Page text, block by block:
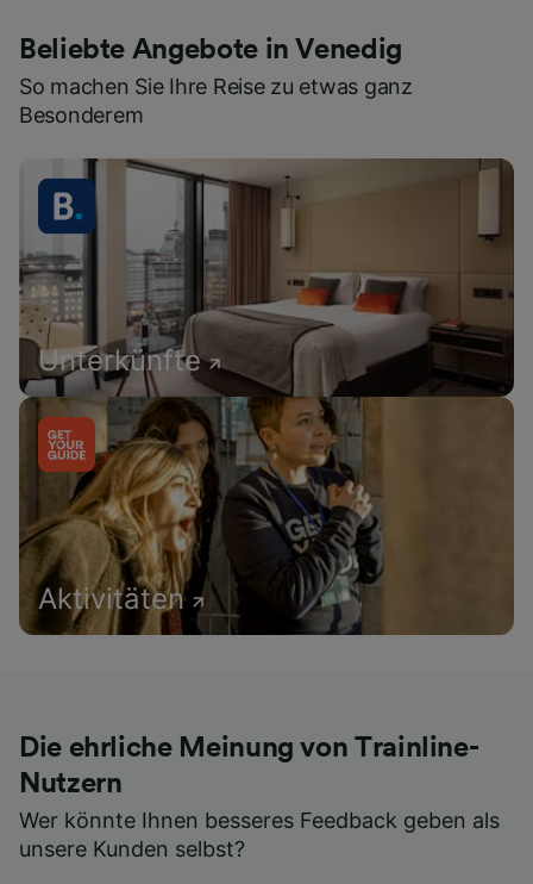
Beliebte Angebote in Venedig
So machen Sie Ihre Reise zu etwas ganz
Besonderem
Unterkünfte
Aktivitäten
Die ehrliche Meinung von Trainline-
Nutzern
Wer könnte Ihnen besseres Feedback geben als
unsere Kunden selbst?